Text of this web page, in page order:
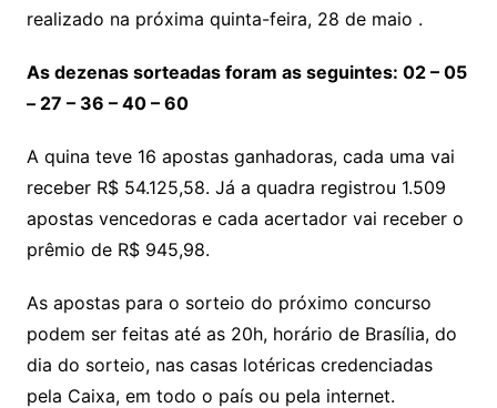
realizado na próxima quinta-feira, 28 de maio .
As dezenas sorteadas foram as seguintes: 02 – 05
– 27 – 36 – 40 – 60
A quina teve 16 apostas ganhadoras, cada uma vai
receber R$ 54.125,58. Já a quadra registrou 1.509
apostas vencedoras e cada acertador vai receber o
prêmio de R$ 945,98.
As apostas para o sorteio do próximo concurso
podem ser feitas até as 20h, horário de Brasília, do
dia do sorteio, nas casas lotéricas credenciadas
pela Caixa, em todo o país ou pela internet.